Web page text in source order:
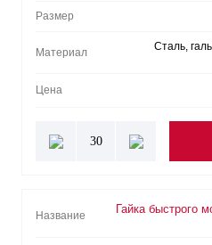
Размер
Материал
Сталь,
Цена
30
Название
Гайка быстрого